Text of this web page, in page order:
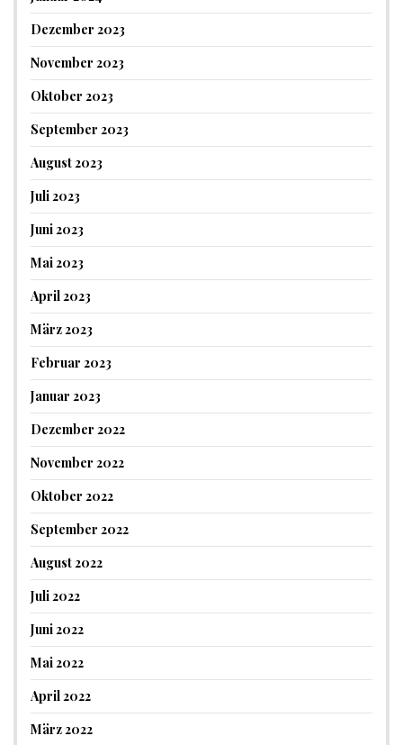
Dezember 2023
November 2023
Oktober 2023
September 2023
August 2023
Juli 2023
Juni 2023
Mai 2023
April 2023
März 2023
Februar 2023
Januar 2023
Dezember 2022
November 2022
Oktober 2022
September 2022
August 2022
Juli 2022
Juni 2022
Mai 2022
April 2022
März 2022